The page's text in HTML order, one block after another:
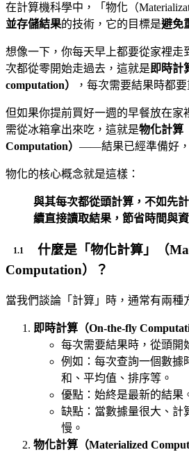
在計算機科學中，「物化（
並存儲結果的技術，它的目標是避免
想像一下，你每天早上都要從家裡走
次都從零開始走過去，這就是 即時計
computation）
，每次需要結果時都
但如果你提前買好一週的早餐放在家
需從冰箱拿出來吃，這就是物化計算
Computation） ——結果已經準備好，
物化的核心概念就是這樣：
與其每次都從頭計算，不如先
續直接讀取結果，節省時間與資
什麼是「物化計算」（
Computation）？
當我們談論「計算」時，通常有兩種
即時計算（On-the-fly
每次需要結果時，從頭開
例如：每次查詢一個數據
和、平均值、排序等。
優點：始終是最新的結果
缺點：當數據量很大、計
慢。
物化計算（Materialized